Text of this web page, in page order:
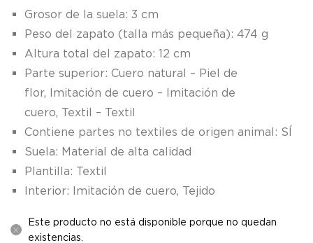
Grosor de la suela: 3 cm
Peso del zapato (talla más pequeña): 474 g
Altura total del zapato: 12 cm
Parte superior: Cuero natural – Piel de
flor, Imitación de cuero – Imitación de
cuero, Textil – Textil
Contiene partes no textiles de origen animal: SÍ
Suela: Material de alta calidad
Plantilla: Textil
Interior: Imitación de cuero, Tejido
Este producto no está disponible porque no quedan
existencias.